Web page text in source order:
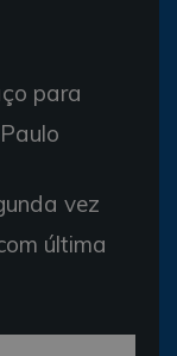
para
vez
última